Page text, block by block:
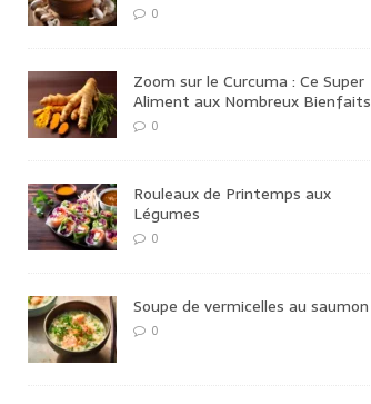
0
Zoom sur le Curcuma : Ce Super
Aliment aux Nombreux Bienfaits
0
Rouleaux de Printemps aux
Légumes
0
Soupe de vermicelles au saumon
0